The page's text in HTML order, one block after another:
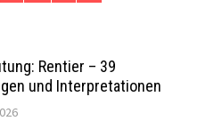
Rentier – 39
und Interpretationen